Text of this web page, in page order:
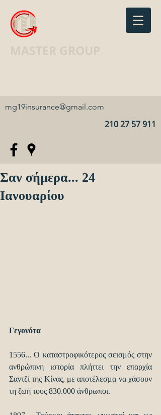
mg19insurance@gmail.com
210 27 57 911
Σαν σήμερα... 24
Ιανουαρίου
Γεγονότα
1556... O καταστροφικότερος σεισμός στην
ανθρώπινη ιστορία πλήττει την επαρχία
Σαντζί της Κίνας, με αποτέλεσμα να χάσουν
τη ζωή τους 830.000 άνθρωποι.